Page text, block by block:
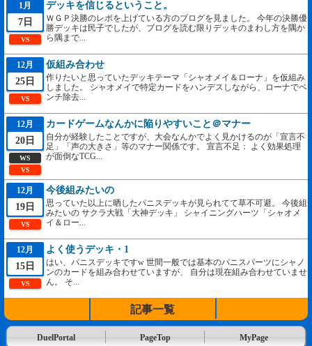
1月
7日
VS
デッキを信じるということ。
ＷＧＰ決勝のレポを上げている方のブログを見ました。 今年の決勝優
勝デッキは民子でしたが、ブログを読む限りデッキのまわし方を隅か
ら隅まで...
12月
25日
VS
仮組み合わせ
作りたいと思っていたデッキテーマ「シャオメイ＆ローナ」を仮組み
しました。 シャオメイで特定カードをハンデスしながら、ローナでベ
ンチ除去...
12月
20日
WS
VS
カードゲームなんかに陥りやすいこと＠マナー
自分が経験したことですが、大会なんかでよく見かけるのが「宣言不
足」「声の大きさ」等のマナー関係です。 宣言不足： よく効果処理
が面倒なTCG...
12月
19日
VS
今後組みたいの
思っていた以上に晒したパニスデッキが見られてて草不可避。 今後組
みたいの サクラ大戦「大神デッキ」 シャイニングハーツ「シャオメ
イ＆ロー...
12月
15日
VS
よく使うデッキ・1
はい、パニスデッキですw 世間一般では基本のパニスパーツにシャノ
ンのカードを組み合わせていますが、 自分は現在組み合わせていませ
ん。 そ...
記事一覧
DuelPortal PageTop MyPage